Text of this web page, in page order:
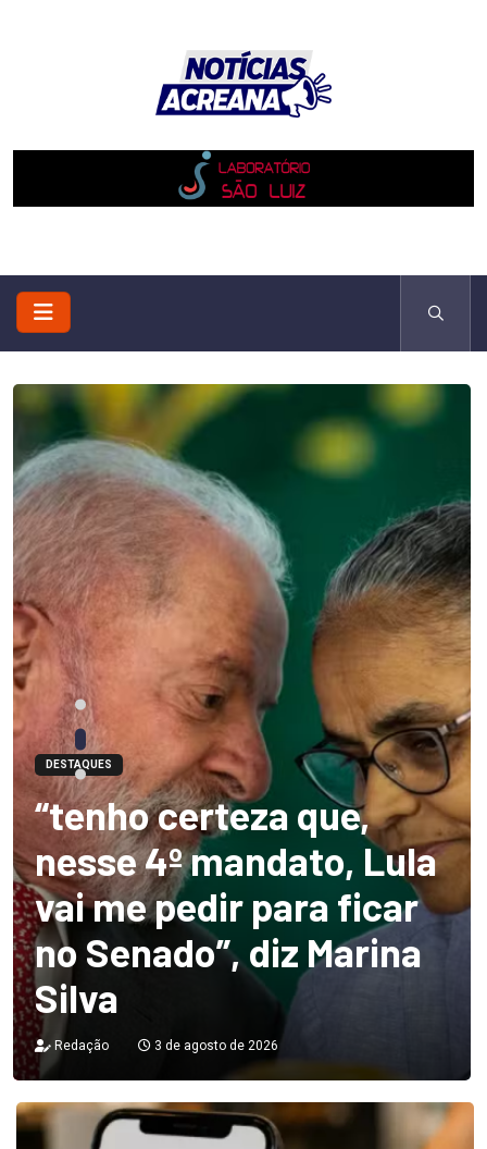
DESTAQUES
“tenho certeza que,
nesse 4º mandato, Lula
vai me pedir para ficar
no Senado”, diz Marina
Silva
Redação 3 de agosto de 2026